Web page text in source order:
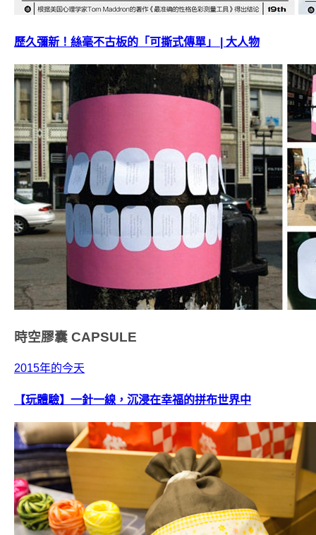
歷久彌新！絲毫不古板的「可撕式傳單」 | 大人物
時空膠囊 CAPSULE
2015年的今天
【玩體驗】一針一線，沉浸在幸福的拼布世界中